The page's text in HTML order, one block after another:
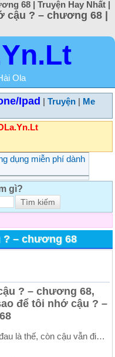
68 | Truyện Hay Nhất |
? – chương 68 |
Ola
Ipad Truyện
Me
dụng miễn phí dành
gì?
– chương 68
? – chương 68,
để tôi nhớ cậu ? –
là thế, còn cậu vẫn đi…